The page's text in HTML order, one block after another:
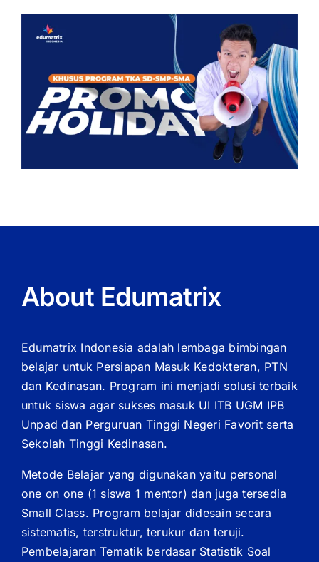
About Edumatrix
Edumatrix Indonesia adalah lembaga bimbingan
belajar untuk Persiapan Masuk Kedokteran, PTN
dan Kedinasan. Program ini menjadi solusi terbaik
untuk siswa agar sukses masuk UI ITB UGM IPB
Unpad dan Perguruan Tinggi Negeri Favorit serta
Sekolah Tinggi Kedinasan.
Metode Belajar yang digunakan yaitu personal
one on one (1 siswa 1 mentor) dan juga tersedia
Small Class. Program belajar didesain secara
sistematis, terstruktur, terukur dan teruji.
Pembelajaran Tematik berdasar Statistik Soal